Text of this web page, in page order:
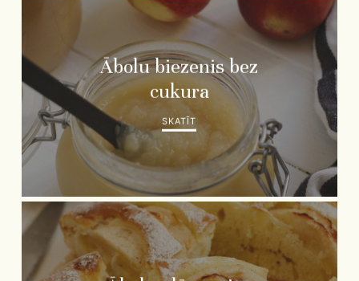
Ābolu biezenis bez
cukura
SKATĪT